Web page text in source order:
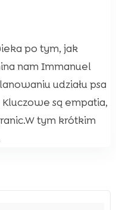
po tym, jak
nam Immanuel
udziału psa
są empatia,
tym krótkim